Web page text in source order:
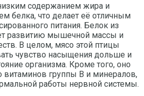
содержанием жира и
белка, что делает её отличным
питания. Белок из
развитию мышечной массы и
В целом, мясо этой птицы
чувство насыщения дольше и
организма. Кроме того, оно
группы B и минералов,
работы нервной системы.